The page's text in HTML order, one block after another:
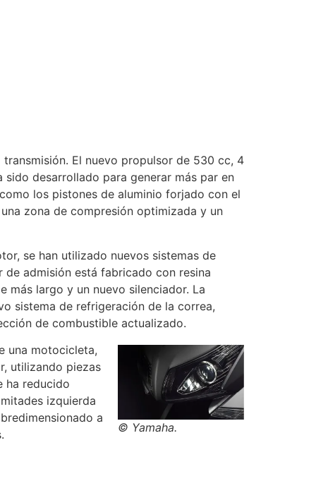
El nuevo propulsor de 530 cc, 4
desarrollado para generar más par en
los pistones de aluminio forjado con el
zona de compresión optimizada y un
se han utilizado nuevos sistemas de
admisión está fabricado con resina
más largo y un nuevo silenciador. La
sistema de refrigeración de la correa,
de combustible actualizado.
© Yamaha.
una motocicleta,
utilizando piezas
ha reducido
izquierda
a